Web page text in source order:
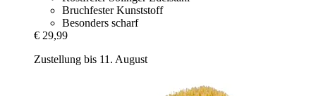
Bruchfester Kunststoff
Besonders scharf
€ 29,99
Zustellung bis 11. August